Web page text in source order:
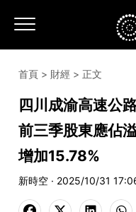
首頁 > 財經 > 正文
四川成渝高速公
前三季股東應佔
增加15.78%
新時空 · 2025/10/31